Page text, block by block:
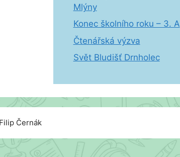
Mlýny
Konec školního roku – 3. A
Čtenářská výzva
Svět Bludišť Drnholec
Černák